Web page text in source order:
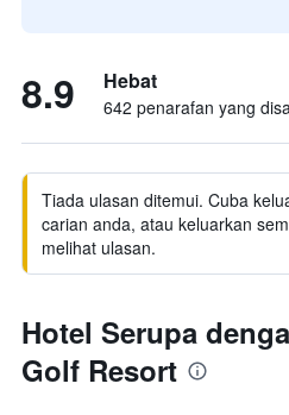
8.9 Hebat
642 penarafan yang
Tiada ulasan ditemui. Cuba
carian anda, atau keluarkan
melihat ulasan.
Hotel Serupa
Golf Resort